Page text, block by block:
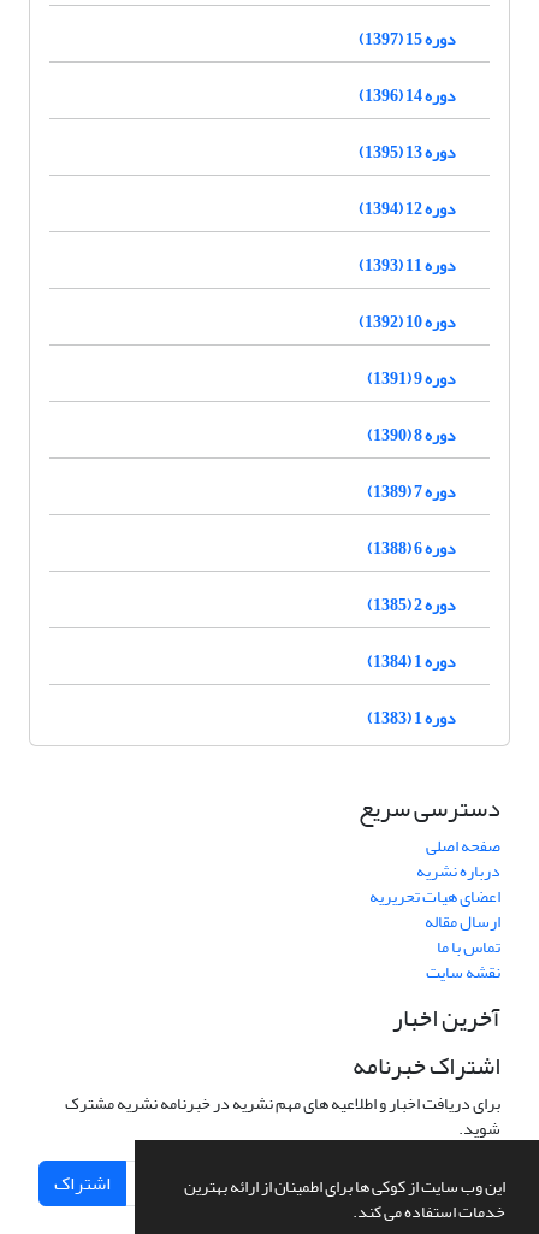
این وب سایت از کوکی ها برای اطمینان از ارائه بهترین
خدمات استفاده می کند.
دوره 15 (1397)
دوره 14 (1396)
دوره 13 (1395)
دوره 12 (1394)
دوره 11 (1393)
دوره 10 (1392)
دوره 9 (1391)
دوره 8 (1390)
دوره 7 (1389)
دوره 6 (1388)
دوره 2 (1385)
دوره 1 (1384)
دوره 1 (1383)
دسترسی سریع
صفحه اصلی
درباره نشریه
اعضای هیات تحریریه
ارسال مقاله
تماس با ما
نقشه سایت
آخرین اخبار
اشتراک خبرنامه
برای دریافت اخبار و اطلاعیه های مهم نشریه در خبرنامه نشریه مشترک
شوید.
اشتراک